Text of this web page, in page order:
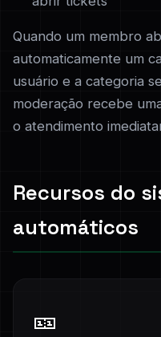
Quando um membro
automaticamente um
usuário e a categoria
moderação recebe
o atendimento
Recursos do
automáticos
🎫